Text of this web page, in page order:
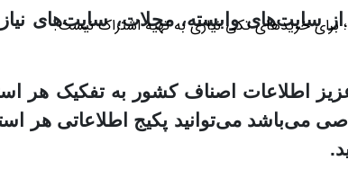
سایت‌های وابسته، مجلات، سایت‌های
عزیز اطلاعات اصناف کشور به تفکیک هر
می‌باشد می‌توانید پکیج اطلاعاتی هر
برای خریدهای تکی نیازی به تهیه اشتراک نیست.